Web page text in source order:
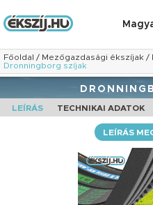
Főoldal / Mezőgazdasági ékszíjak /
Dronningborg szíjak
LEÍRÁS TECHNIKAI ADATOK
LEÍRÁS